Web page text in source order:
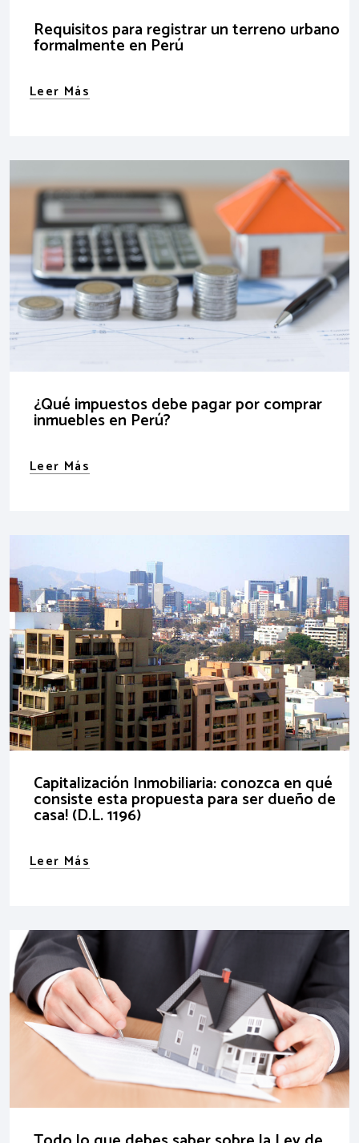
Requisitos para registrar un terreno urbano
formalmente en Perú
Leer Más
¿Qué impuestos debe pagar por comprar
inmuebles en Perú?
Leer Más
Capitalización Inmobiliaria: conozca en qué
consiste esta propuesta para ser dueño de
casa! (D.L. 1196)
Leer Más